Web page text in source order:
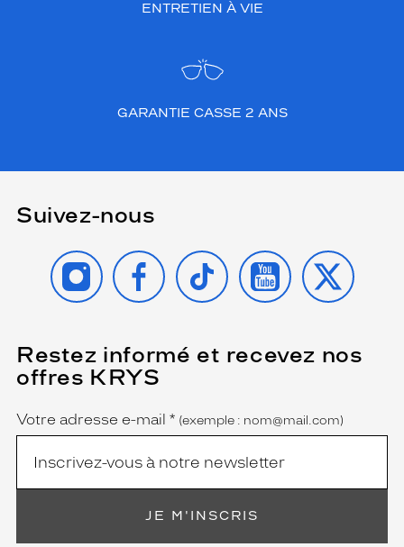
ENTRETIEN À VIE
GARANTIE CASSE 2 ANS
Suivez-nous
INSTAGRAMFACEBOOK
TIKTOK YOUTUBE
X
Restez informé et recevez nos
offres KRYS
Name
Votre adresse e-mail *
(Ce
champ
est
(exemple : nom@mail.com)
JE M'INSCRIS